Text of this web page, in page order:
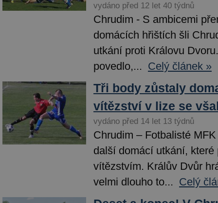
vydáno před 12 let 40 týdnů
Chrudim - S ambicemi
domácích hřištích šli
utkání proti Královu
povedlo,... Celý článek »
Tři body zůstaly
vítězství v lize se
vydáno před 14 let 13 týdnů
Chrudim – Fotbalisté
další domácí utkání, které
vítězstvím. Králův Dvůr
velmi dlouho to... Celý